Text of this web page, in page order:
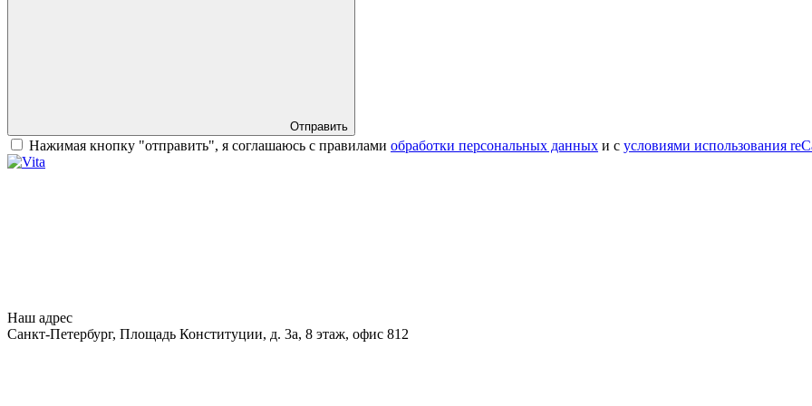
Отправить
Нажимая кнопку "отправить", я соглашаюсь с правилами обработки персональных данных и с условиями использования
Наш адрес
Санкт-Петербург, Площадь Конституции, д. 3а, 8 этаж, офис 812